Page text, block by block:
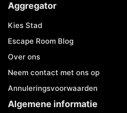
Aggregator
Kies Stad
Escape Room Blog
Over ons
Neem contact met ons op
Annuleringsvoorwaarden
Algemene informatie